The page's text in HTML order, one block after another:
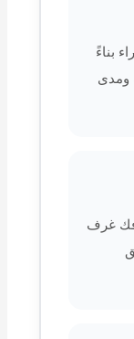
بناءً
ومدى
فك غرف